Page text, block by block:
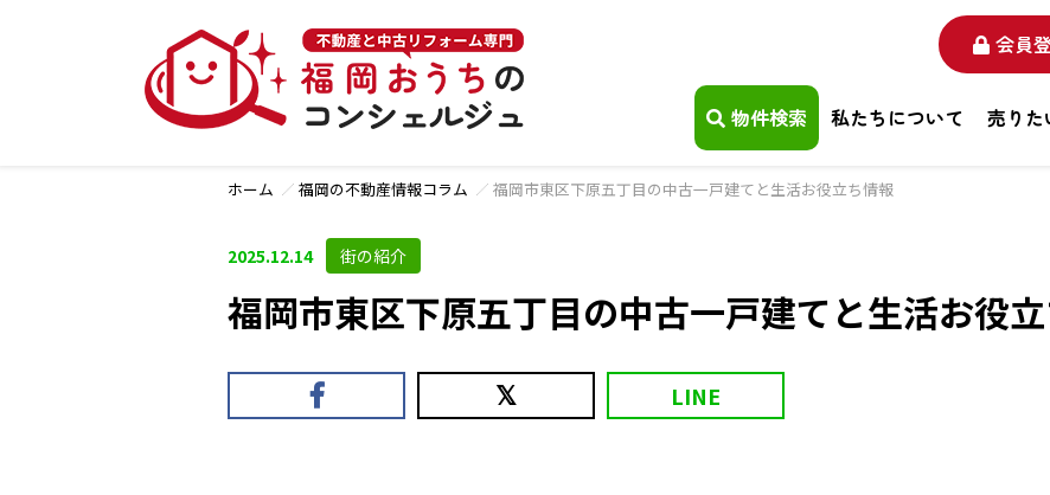
会員
物件検索 私たちについて 売りた
ホーム 福岡の不動産情報コラム 福岡市東区下原五丁目の中古一戸建てと生活お役立ち情報
2025.12.14 街の紹介
福岡市東区下原五丁目の中古一戸建てと生活お役
LINE